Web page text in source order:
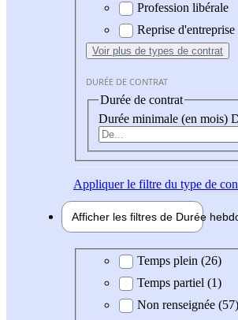
Profession libérale
Reprise d'entreprise
Voir plus de types de contrat
DURÉE DE CONTRAT
Durée de contrat
Durée minimale (en mois)
Appliquerle filtre du type de
Afficher les filtres de Durée
Durée hebdomadaire
Temps plein (26)
Temps partiel (1)
Non renseignée (57)